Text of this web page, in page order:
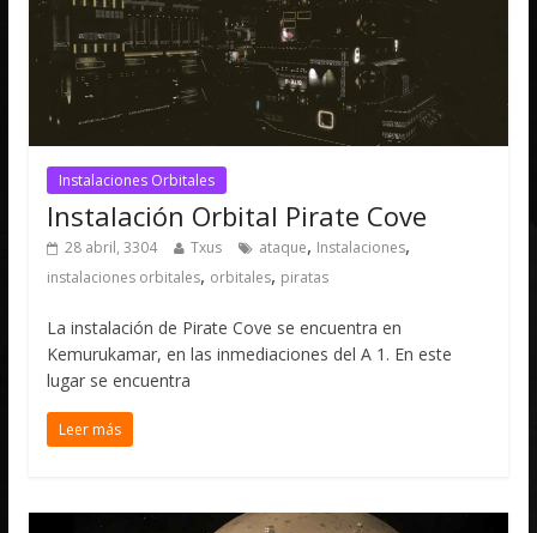
Instalaciones Orbitales
Instalación Orbital Pirate Cove
28 abril, 3304 Txus ataque, Instalaciones,
instalaciones orbitales, orbitales, piratas
La instalación de Pirate Cove se encuentra en
Kemurukamar, en las inmediaciones del A 1. En este
lugar se encuentra
Leer más